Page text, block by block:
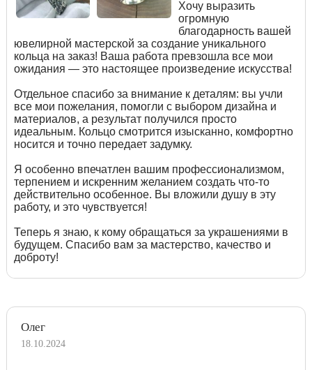
Хочу выразить
огромную
благодарность вашей
ювелирной мастерской за создание уникального
кольца на заказ! Ваша работа превзошла все мои
ожидания — это настоящее произведение искусства!
Отдельное спасибо за внимание к деталям: вы учли
все мои пожелания, помогли с выбором дизайна и
материалов, а результат получился просто
идеальным. Кольцо смотрится изысканно, комфортно
носится и точно передает задумку.
Я особенно впечатлен вашим профессионализмом,
терпением и искренним желанием создать что-то
действительно особенное. Вы вложили душу в эту
работу, и это чувствуется!
Теперь я знаю, к кому обращаться за украшениями в
будущем. Спасибо вам за мастерство, качество и
доброту!
Олег
18.10.2024